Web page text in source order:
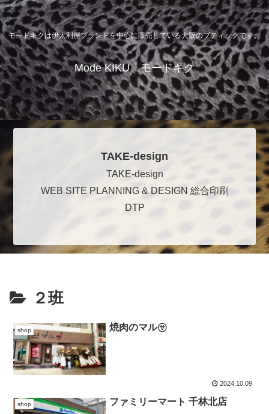
モードキクは伊太利屋ブランドを中心に販売している大阪のブティックです。
Mode KIKU モードキク
TAKE-design
TAKE-design
WEB SITE PLANNING & DESIGN 総合印刷
DTP
２班
shop 焼肉のマル㋚
2024.10.09
shop ファミリーマート 千林北店